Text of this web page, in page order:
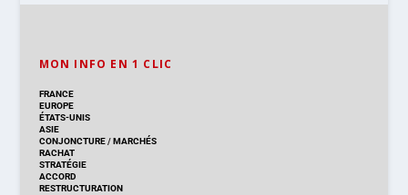
MON INFO EN 1 CLIC
FRANCE
EUROPE
ÉTATS-UNIS
ASIE
CONJONCTURE/MARCHÉS
RACHAT
STRATÉGIE
ACCORD
RESTRUCTURATION